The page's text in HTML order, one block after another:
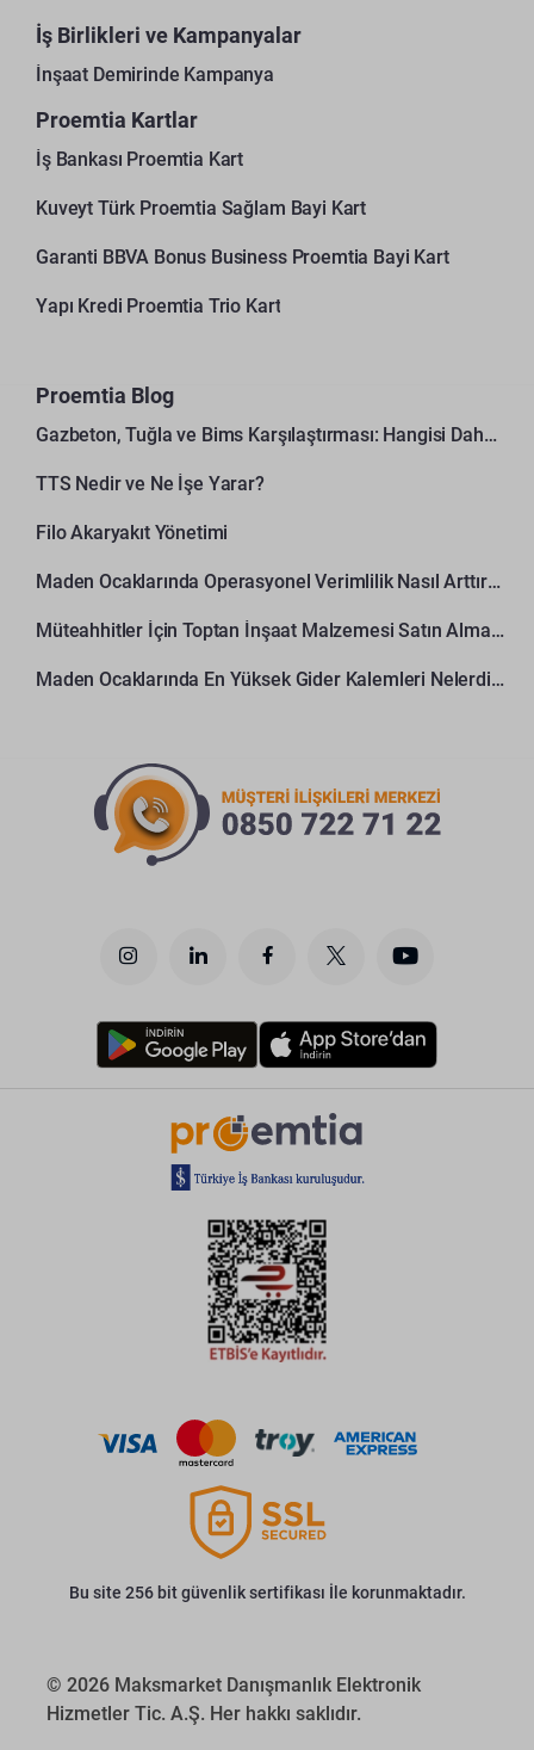
İş Birlikleri ve Kampanyalar
İnşaat Demirinde Kampanya
Proemtia Kartlar
İş Bankası Proemtia Kart
Kuveyt Türk Proemtia Sağlam Bayi Kart
Garanti BBVA Bonus Business Proemtia Bayi Kart
Yapı Kredi Proemtia Trio Kart
Proemtia Blog
Gazbeton, Tuğla ve Bims Karşılaştırması: Hangisi Daha Avantajlı?
TTS Nedir ve Ne İşe Yarar?
Filo Akaryakıt Yönetimi
Maden Ocaklarında Operasyonel Verimlilik Nasıl Arttırılır?
Müteahhitler İçin Toptan İnşaat Malzemesi Satın Alma Rehberi
Maden Ocaklarında En Yüksek Gider Kalemleri Nelerdir?
Bu site 256 bit güvenlik sertifikası İle korunmaktadır.
© 2026 Maksmarket Danışmanlık Elektronik
Hizmetler Tic. A.Ş. Her hakkı saklıdır.